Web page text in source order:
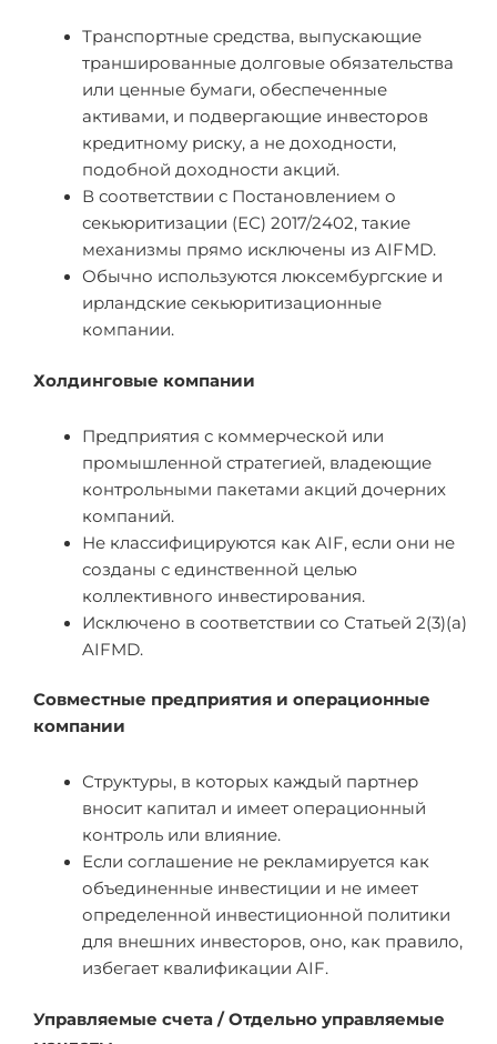
Транспортные средства, выпускающие
траншированные долговые обязательства
или ценные бумаги, обеспеченные
активами, и подвергающие инвесторов
кредитному риску, а не доходности,
подобной доходности акций.
В соответствии с Постановлением о
секьюритизации (ЕС) 2017/2402, такие
механизмы прямо исключены из AIFMD.
Обычно используются люксембургские и
ирландские секьюритизационные
компании.
Холдинговые компании
Предприятия с коммерческой или
промышленной стратегией, владеющие
контрольными пакетами акций дочерних
компаний.
Не классифицируются как AIF, если они не
созданы с единственной целью
коллективного инвестирования.
Исключено в соответствии со Статьей 2(3)(a)
AIFMD.
Совместные предприятия и операционные
компании
Структуры, в которых каждый партнер
вносит капитал и имеет операционный
контроль или влияние.
Если соглашение не рекламируется как
объединенные инвестиции и не имеет
определенной инвестиционной политики
для внешних инвесторов, оно, как правило,
избегает квалификации AIF.
Управляемые счета / Отдельно управляемые